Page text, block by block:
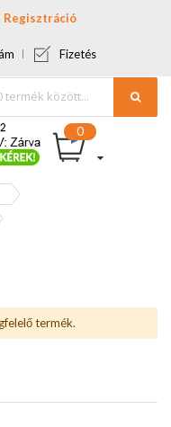
Regisztráció
Fizetés
termék.